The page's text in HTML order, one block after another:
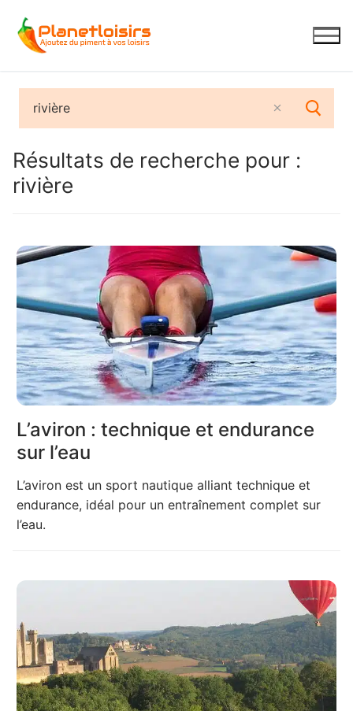
contenu
Résultats de recherche pour :
rivière
L’aviron : technique et endurance
sur l’eau
L’aviron est un sport nautique alliant technique et
endurance, idéal pour un entraînement complet sur
l’eau.